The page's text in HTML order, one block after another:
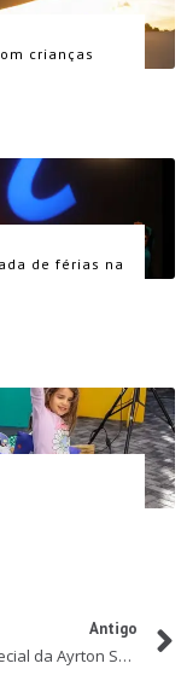
crianças
de férias na
Antigo
Edição especial da Ayrton Senna Racing Day revela KITs dos participantes